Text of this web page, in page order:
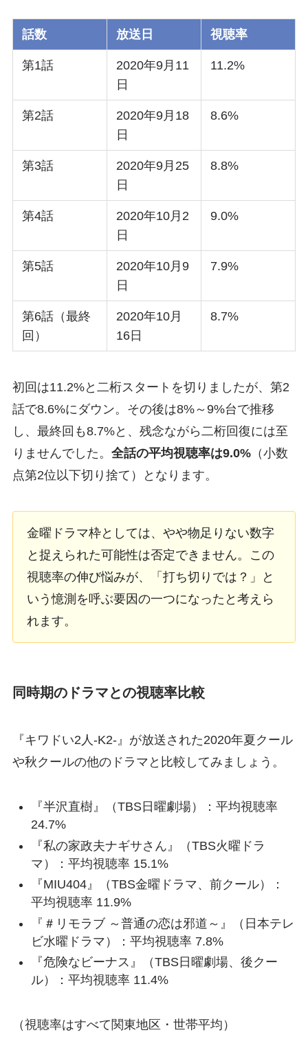
話数 放送日 視聴率
第1話
2020年9月11
日
11.2%
第2話
2020年9月18
日
8.6%
第3話
2020年9月25
日
8.8%
第4話
2020年10月2
日
9.0%
第5話
2020年10月9
日
7.9%
第6話（最終
回）
2020年10月
16日
8.7%
初回は11.2%と二桁スタートを切りましたが、第2
話で8.6%にダウン。その後は8%～9%台で推移
し、最終回も8.7%と、残念ながら二桁回復には至
りませんでした。 全話の平均視聴率は9.0%（小数
点第2位以下切り捨て）となります。
金曜ドラマ枠としては、やや物足りない数字
と捉えられた可能性は否定できません。この
視聴率の伸び悩みが、「打ち切りでは？」と
いう憶測を呼ぶ要因の一つになったと考えら
れます。
同時期のドラマとの視聴率比較
『キワドい2人-K2-』が放送された2020年夏クール
や秋クールの他のドラマと比較してみましょう。
『半沢直樹』（TBS日曜劇場）：平均視聴率
24.7%
『私の家政夫ナギサさん』（TBS火曜ドラ
マ）：平均視聴率 15.1%
『MIU404』（TBS金曜ドラマ、前クール）：
平均視聴率 11.9%
『＃リモラブ ～普通の恋は邪道～』（日本テレ
ビ水曜ドラマ）：平均視聴率 7.8%
『危険なビーナス』（TBS日曜劇場、後クー
ル）：平均視聴率 11.4%
（視聴率はすべて関東地区・世帯平均）